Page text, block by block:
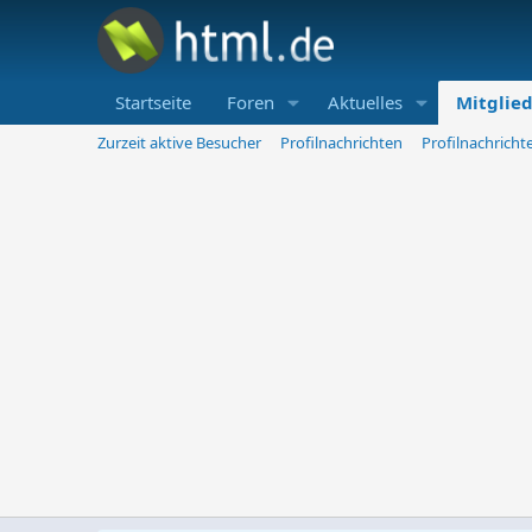
Startseite Foren Aktuelles
Zurzeit aktive Besucher Profilnachrichten